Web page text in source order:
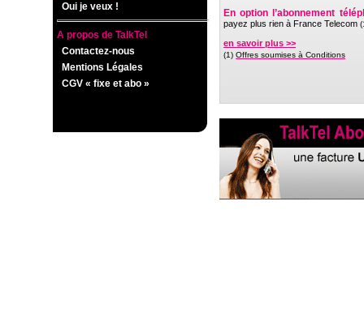
Oui je veux !
A propos de TalkTel
Contactez-nous
Mentions Légales
CGV « fixe et abo »
En option l’abonnement
payez plus rien à France Telecom
en savoir plus >>
(1) Offres soumises à Conditions